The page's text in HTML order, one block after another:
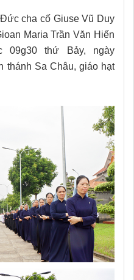
cha cố Giuse Vũ Duy
Maria Trần Văn Hiến
09g30 thứ Bảy, ngày
thánh Sa Châu, giáo hạt